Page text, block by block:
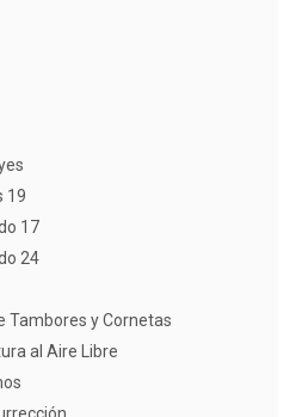
19
17
24
Tambores y Cornetas
al Aire Libre